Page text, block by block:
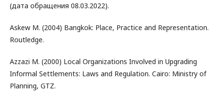
(дата обращения 08.03.2022).
Askew M. (2004) Bangkok: Place, Practice and Representation.
Routledge.
Azzazi M. (2000) Local Organizations Involved in Upgrading
Informal Settlements: Laws and Regulation. Cairo: Ministry of
Planning, GTZ.